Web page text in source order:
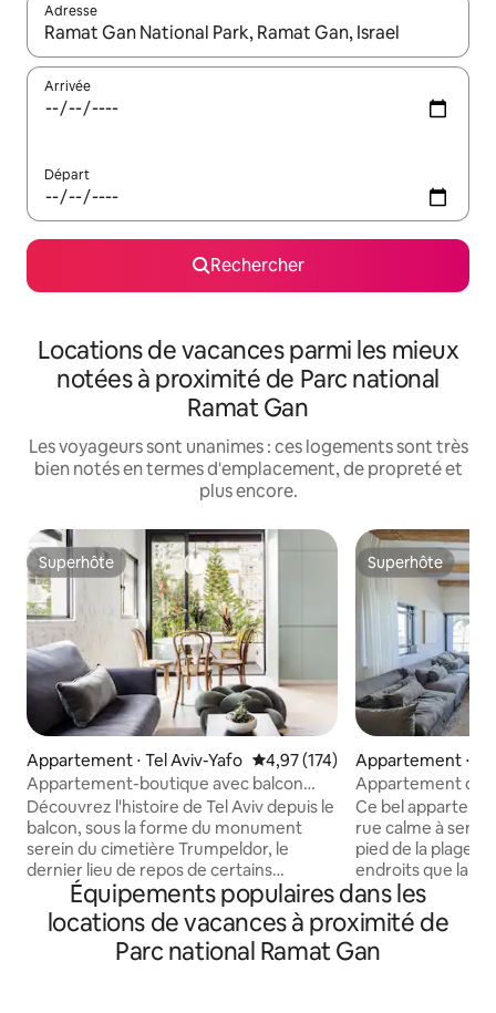
Adresse
Lorsque les résultats s'affichent, utilisez les flèches vers le
Arrivée
Départ
Rechercher
Locations de vacances parmi les mieux
notées à proximité de Parc national
Ramat Gan
Les voyageurs sont unanimes : ces logements sont très
bien notés en termes d'emplacement, de propreté et
plus encore.
Superhôte
Superhôte
Appartement ⋅ Tel Aviv-Yafo Évaluation moyenne sur la
4,97 (174)
Appartement-boutique avec balcon
ensoleillé sur la rue Hovevei Zion
Découvrez l'histoire de Tel Aviv depuis le
balcon, sous la forme du monument
serein du cimetière Trumpeldor, le
dernier lieu de repos de certains
Israéliens bien connus. Les vues sur le
jardin abondent également, et il y a
beaucoup d'objets d'art d'artistes et de
designers locaux. Situé sur la belle rue
Superhôte
Superhôte
Appartement ⋅
Appartement de
emplacement
Ce bel
rue calme à sens
pied de la plage
endroits que la
bâtiment pour ce
emplacement de
ascenseur privé,
des placards, 2
Équipements populaires dans les
locations de vacances à proximité de
Parc national Ramat Gan